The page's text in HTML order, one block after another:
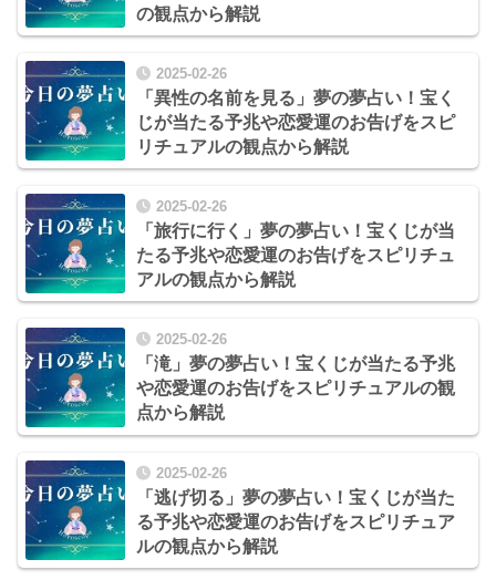
の観点から解説
2025-02-26
「異性の名前を見る」夢の夢占い！宝く
じが当たる予兆や恋愛運のお告げをスピ
リチュアルの観点から解説
2025-02-26
「旅行に行く」夢の夢占い！宝くじが当
たる予兆や恋愛運のお告げをスピリチュ
アルの観点から解説
2025-02-26
「滝」夢の夢占い！宝くじが当たる予兆
や恋愛運のお告げをスピリチュアルの観
点から解説
2025-02-26
「逃げ切る」夢の夢占い！宝くじが当た
る予兆や恋愛運のお告げをスピリチュア
ルの観点から解説